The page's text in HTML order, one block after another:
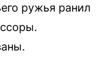
ружья ранил